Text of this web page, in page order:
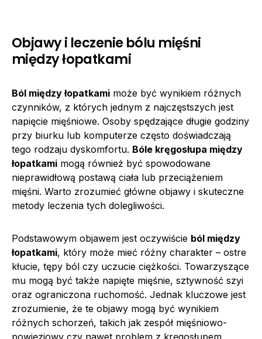
Objawy i leczenie bólu mięśni
między łopatkami
Ból między łopatkami może być wynikiem różnych
czynników, z których jednym z najczęstszych jest
napięcie mięśniowe. Osoby spędzające długie godziny
przy biurku lub komputerze często doświadczają
tego rodzaju dyskomfortu. Bóle kręgosłupa między
łopatkami mogą również być spowodowane
nieprawidłową postawą ciała lub przeciążeniem
mięśni. Warto zrozumieć główne objawy i skuteczne
metody leczenia tych dolegliwości.
Podstawowym objawem jest oczywiście ból między
łopatkami, który może mieć różny charakter – ostre
kłucie, tępy ból czy uczucie ciężkości. Towarzyszące
mu mogą być także napięte mięśnie, sztywność szyi
oraz ograniczona ruchomość. Jednak kluczowe jest
zrozumienie, że te objawy mogą być wynikiem
różnych schorzeń, takich jak zespół mięśniowo-
powięziowy czy nawet problem z kręgosłupem.